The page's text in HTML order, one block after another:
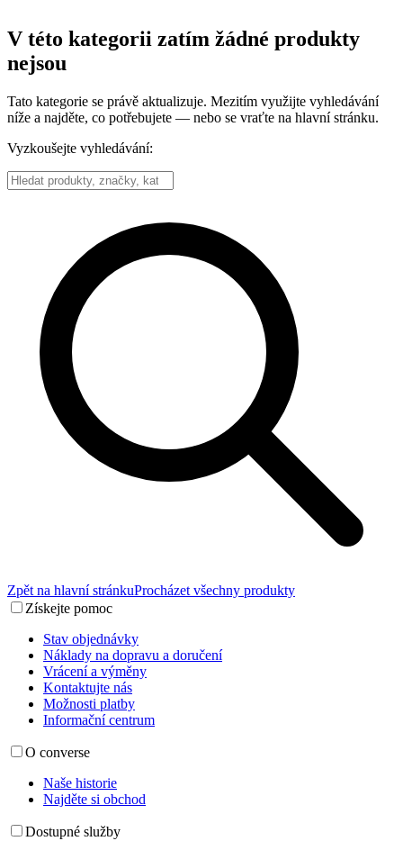
V této kategorii zatím žádné produkty
nejsou
Tato kategorie se právě aktualizuje. Mezitím využijte vyhledávání
níže a najděte, co potřebujete — nebo se vraťte na hlavní stránku.
Vyzkoušejte vyhledávání:
Zpět na hlavní stránkuProcházet všechny produkty
Získejte pomoc
Stav objednávky
Náklady na dopravu a doručení
Vrácení a výměny
Kontaktujte nás
Možnosti platby
Informační centrum
O converse
Naše historie
Najděte si obchod
Dostupné služby